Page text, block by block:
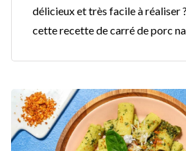
délicieux et très facile à réaliser
cette recette de carré de porc